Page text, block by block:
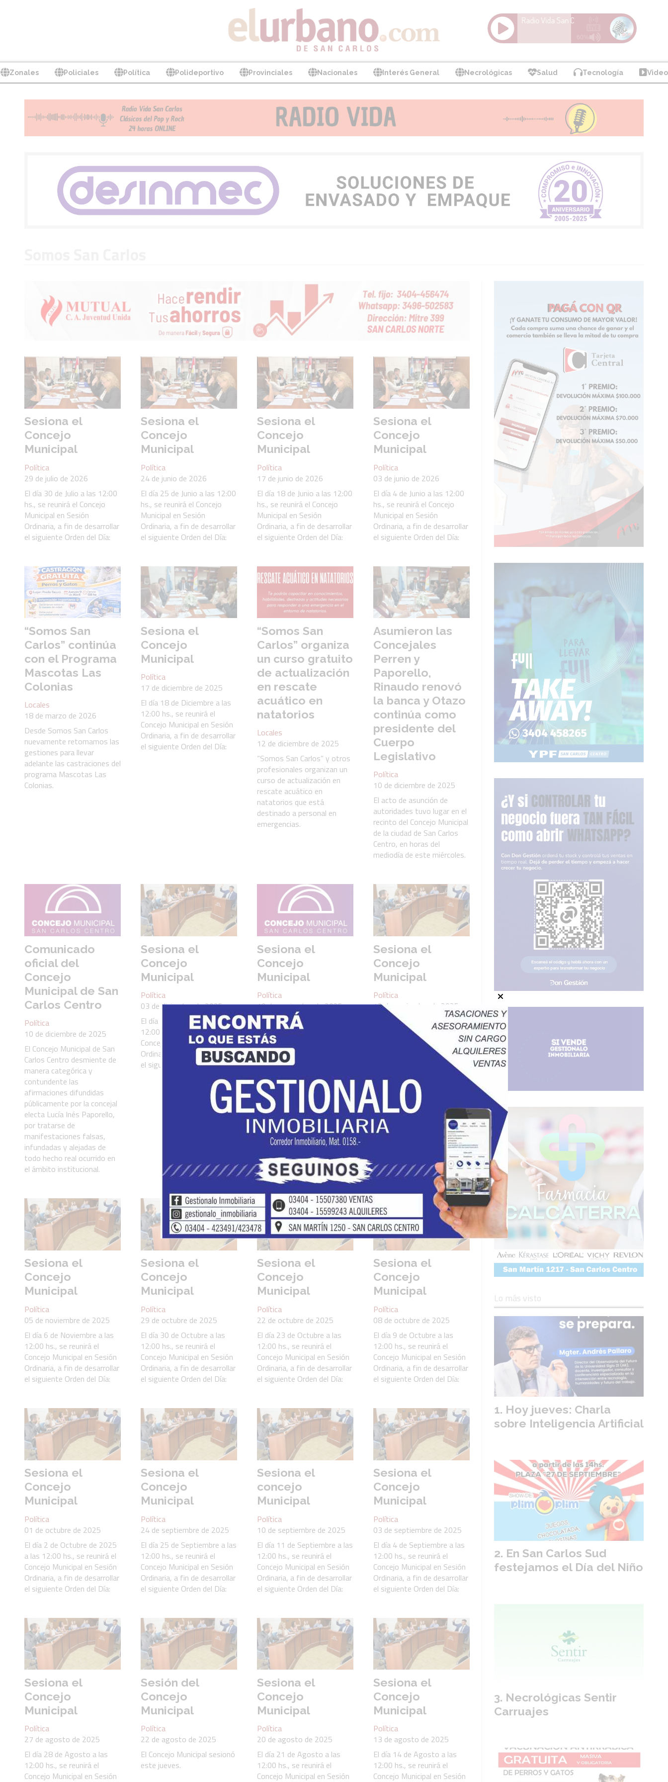
Zonales Policiales Política Polideportivo Provinciales Nacionales Interés General Necrológicas Salud Tecnología
Sesiona el
Concejo
Municipal
Política
29 de julio de 2026
El día 30 de Julio a las 12:00
hs., se reunirá el Concejo
Municipal en Sesión
Ordinaria, a fin de desarrollar
el siguiente Orden del Día:
Sesiona el
Concejo
Municipal
Política
24 de junio de 2026
El día 25 de Junio a las 12:00
hs., se reunirá el Concejo
Municipal en Sesión
Ordinaria, a fin de desarrollar
el siguiente Orden del Día:
Sesiona el
Concejo
Municipal
Política
17 de junio de 2026
El día 18 de Junio a las 12:00
hs., se reunirá el Concejo
Municipal en Sesión
Ordinaria, a fin de desarrollar
el siguiente Orden del Día:
Sesiona el
Concejo
Municipal
Política
03 de junio de 2026
El día 4 de Junio a las 12:00
hs., se reunirá el Concejo
Municipal en Sesión
Ordinaria, a fin de desarrollar
el siguiente Orden del Día:
“Somos San
Carlos” continúa
con el Programa
Mascotas Las
Colonias
Locales
18 de marzo de 2026
Desde Somos San Carlos
nuevamente retomamos las
gestiones para llevar
adelante las castraciones del
programa Mascotas Las
Colonias.
Sesiona el
Concejo
Municipal
Política
17 de diciembre de 2025
El día 18 de Diciembre a las
12:00 hs., se reunirá el
Concejo Municipal en Sesión
Ordinaria, a fin de desarrollar
el siguiente Orden del Día:
“Somos San
Carlos” organiza
un curso gratuito
de actualización
en rescate
acuático en
natatorios
Locales
12 de diciembre de 2025
“Somos San Carlos” y otros
profesionales organizan un
curso de actualización en
rescate acuático en
natatorios que está
destinado a personal en
emergencias.
Asumieron las
Concejales
Perren y
Paporello,
Rinaudo renovó
la banca y Otazo
continúa como
presidente del
Cuerpo
Legislativo
Política
10 de diciembre de 2025
El acto de asunción de
autoridades tuvo lugar en el
recinto del Concejo Municipal
de la ciudad de San Carlos
Centro, en horas del
mediodía de este miércoles.
Comunicado
oficial del
Concejo
Municipal de San
Carlos Centro
Política
10 de diciembre de 2025
El Concejo Municipal de San
Carlos Centro desmiente de
manera categórica y
contundente las
afirmaciones difundidas
públicamente por la concejal
electa Lucía Inés Paporello,
por tratarse de
manifestaciones falsas,
infundadas y alejadas de
todo hecho real ocurrido en
el ámbito institucional.
Sesiona el
Concejo
Municipal
Política
03 de diciembre de 2025
El día 4 de Diciembre a las
12:00 hs., se reunirá el
Concejo Municipal en Sesión
Ordinaria, a fin de desarrollar
el siguiente Orden del Día:
Sesiona el
Concejo
Municipal
Política
19 de noviembre de 2025
El día 20 de Noviembre a las
12:00 hs., se reunirá el
Concejo Municipal en Sesión
Ordinaria, a fin de desarrollar
el siguiente Orden del Día:
Sesiona el
Concejo
Municipal
Política
12 de noviembre de 2025
El día 13 de Noviembre a las
12:00 hs., se reunirá el
Concejo Municipal en Sesión
Ordinaria, a fin de desarrollar
el siguiente Orden del Día:
Sesiona el
Concejo
Municipal
Política
05 de noviembre de 2025
El día 6 de Noviembre a las
12:00 hs., se reunirá el
Concejo Municipal en Sesión
Ordinaria, a fin de desarrollar
el siguiente Orden del Día:
Sesiona el
Concejo
Municipal
Política
29 de octubre de 2025
El día 30 de Octubre a las
12:00 hs., se reunirá el
Concejo Municipal en Sesión
Ordinaria, a fin de desarrollar
el siguiente Orden del Día:
Sesiona el
Concejo
Municipal
Política
22 de octubre de 2025
El día 23 de Octubre a las
12:00 hs., se reunirá el
Concejo Municipal en Sesión
Ordinaria, a fin de desarrollar
el siguiente Orden del Día:
Sesiona el
Concejo
Municipal
Política
08 de octubre de 2025
El día 9 de Octubre a las
12:00 hs., se reunirá el
Concejo Municipal en Sesión
Ordinaria, a fin de desarrollar
el siguiente Orden del Día:
Sesiona el
Concejo
Municipal
Política
01 de octubre de 2025
El día 2 de Octubre de 2025
a las 12:00 hs., se reunirá el
Concejo Municipal en Sesión
Ordinaria, a fin de desarrollar
el siguiente Orden del Día:
Sesiona el
Concejo
Municipal
Política
24 de septiembre de 2025
El día 25 de Septiembre a las
12:00 hs., se reunirá el
Concejo Municipal en Sesión
Ordinaria, a fin de desarrollar
el siguiente Orden del Día:
Sesiona el
concejo
Municipal
Política
10 de septiembre de 2025
El día 11 de Septiembre a las
12:00 hs., se reunirá el
Concejo Municipal en Sesión
Ordinaria, a fin de desarrollar
el siguiente Orden del Día:
Sesiona el
Concejo
Municipal
Política
03 de septiembre de 2025
El día 4 de Septiembre a las
12:00 hs., se reunirá el
Concejo Municipal en Sesión
Ordinaria, a fin de desarrollar
el siguiente Orden del Día:
Sesiona el
Concejo
Municipal
Política
27 de agosto de 2025
El día 28 de Agosto a las
12:00 hs., se reunirá el
Concejo Municipal en Sesión
Sesión del
Concejo
Municipal
Política
22 de agosto de 2025
El Concejo Municipal sesionó
este jueves.
Sesiona el
Concejo
Municipal
Política
20 de agosto de 2025
El día 21 de Agosto a las
12:00 hs., se reunirá el
Concejo Municipal en Sesión
Sesiona el
Concejo
Municipal
Política
13 de agosto de 2025
El día 14 de Agosto a las
12:00 hs., se reunirá el
Concejo Municipal en Sesión
Lo más visto
Hoy jueves: Charla
sobre Inteligencia Artificial
En San Carlos Sud
festejamos el Día del Niño
Necrológicas Sentir
Carruajes